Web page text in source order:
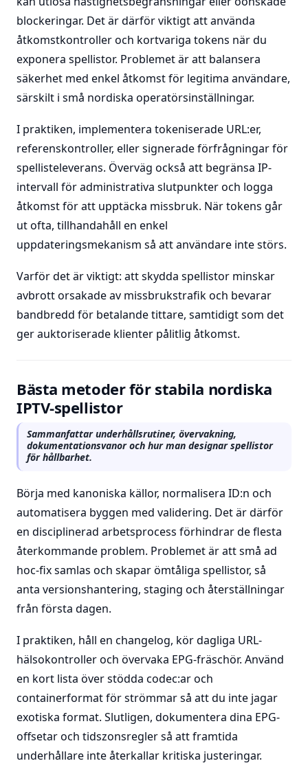
blockeringar. Det är därför viktigt att använda
åtkomstkontroller och kortvariga tokens när du
exponera spellistor. Problemet är att balansera
säkerhet med enkel åtkomst för legitima användare,
särskilt i små nordiska operatörsinställningar.
I praktiken, implementera tokeniserade URL:er,
referenskontroller, eller signerade förfrågningar för
spellisteleverans. Överväg också att begränsa IP-
intervall för administrativa slutpunkter och logga
åtkomst för att upptäcka missbruk. När tokens går
ut ofta, tillhandahåll en enkel
uppdateringsmekanism så att användare inte störs.
Varför det är viktigt: att skydda spellistor minskar
avbrott orsakade av missbrukstrafik och bevarar
bandbredd för betalande tittare, samtidigt som det
ger auktoriserade klienter pålitlig åtkomst.
Bästa metoder för stabila nordiska
IPTV-spellistor
Sammanfattar underhållsrutiner, övervakning,
dokumentationsvanor och hur man designar spellistor
för hållbarhet.
Börja med kanoniska källor, normalisera ID:n och
automatisera byggen med validering. Det är därför
en disciplinerad arbetsprocess förhindrar de flesta
återkommande problem. Problemet är att små ad
hoc-fix samlas och skapar ömtåliga spellistor, så
anta versionshantering, staging och återställningar
från första dagen.
I praktiken, håll en changelog, kör dagliga URL-
hälsokontroller och övervaka EPG-fräschör. Använd
en kort lista över stödda codec:ar och
containerformat för strömmar så att du inte jagar
exotiska format. Slutligen, dokumentera dina EPG-
offsetar och tidszonsregler så att framtida
underhållare inte återkallar kritiska justeringar.